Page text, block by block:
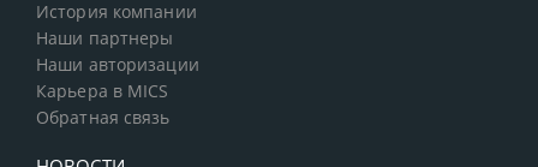
История компании
Наши партнеры
Наши авторизации
Карьера в MICS
Обратная связь